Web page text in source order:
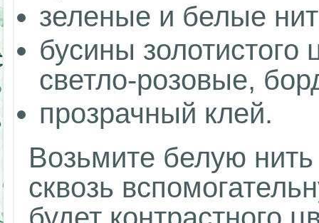
зеленые и белые
бусины
светло-розовые,
прозрачный клей.
Возьмите белую
сквозь